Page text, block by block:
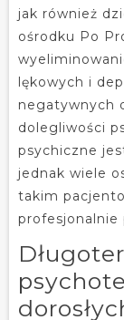
jak również
ośrodku Po
lękowych i
negatywnych
dolegliwości
psychiczne
jednak wiele
takim
profesjonalnie